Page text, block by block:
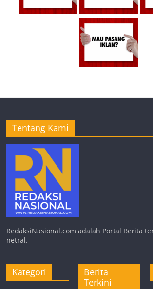
Tentang Kami
RedaksiNasional.com adalah Portal Berita
netral.
Kategori
Berita
Terkini